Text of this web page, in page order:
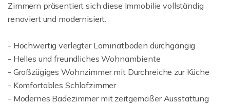
Zimmern präsentiert sich diese Immobilie vollständig
renoviert und modernisiert.
- Hochwertig verlegter Laminatboden durchgängig
- Helles und freundliches Wohnambiente
- Großzügiges Wohnzimmer mit Durchreiche zur Küche
- Komfortables Schlafzimmer
- Modernes Badezimmer mit zeitgemäßer Ausstattung